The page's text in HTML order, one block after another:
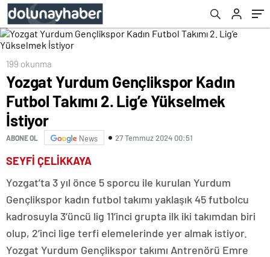
199 okunma
Yozgat Yurdum Gençlikspor Kadın
Futbol Takımı 2. Lig’e Yükselmek
İstiyor
ABONE OL News 27 Temmuz 2024 00:51
SEYFİ ÇELİKKAYA
Yozgat’ta 3 yıl önce 5 sporcu ile kurulan Yurdum
Gençlikspor kadın futbol takımı yaklaşık 45 futbolcu
kadrosuyla 3’üncü lig 11’inci grupta ilk iki takımdan biri
olup, 2’inci lige terfi elemelerinde yer almak istiyor.
Yozgat Yurdum Gençlikspor takımı Antrenörü Emre